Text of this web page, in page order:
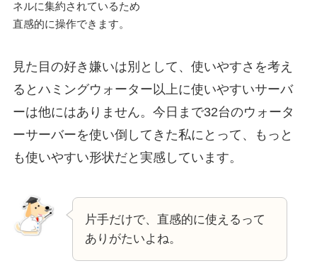
ネルに集約されているため
直感的に操作できます。
見た目の好き嫌いは別として、使いやすさを考え
るとハミングウォーター以上に使いやすいサーバ
ーは他にはありません。今日まで32台のウォータ
ーサーバーを使い倒してきた私にとって、もっと
も使いやすい形状だと実感しています。
片手だけで、直感的に使えるって
ありがたいよね。